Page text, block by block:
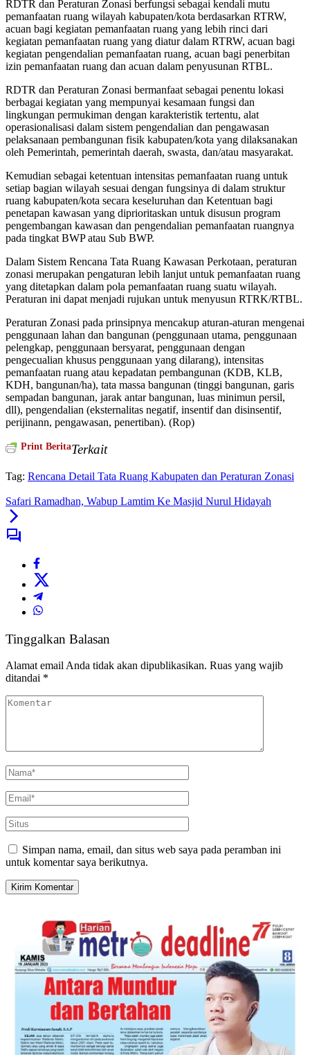
RDTR dan Peraturan Zonasi berfungsi sebagai kendali mutu
pemanfaatan ruang wilayah kabupaten/kota berdasarkan RTRW,
acuan bagi kegiatan pemanfaatan ruang yang lebih rinci dari
kegiatan pemanfaatan ruang yang diatur dalam RTRW, acuan bagi
kegiatan pengendalian pemanfaatan ruang, acuan bagi penerbitan
izin pemanfaatan ruang dan acuan dalam penyusunan RTBL.
RDTR dan Peraturan Zonasi bermanfaat sebagai penentu lokasi
berbagai kegiatan yang mempunyai kesamaan fungsi dan
lingkungan permukiman dengan karakteristik tertentu, alat
operasionalisasi dalam sistem pengendalian dan pengawasan
pelaksanaan pembangunan fisik kabupaten/kota yang dilaksanakan
oleh Pemerintah, pemerintah daerah, swasta, dan/atau masyarakat.
Kemudian sebagai ketentuan intensitas pemanfaatan ruang untuk
setiap bagian wilayah sesuai dengan fungsinya di dalam struktur
ruang kabupaten/kota secara keseluruhan dan Ketentuan bagi
penetapan kawasan yang diprioritaskan untuk disusun program
pengembangan kawasan dan pengendalian pemanfaatan ruangnya
pada tingkat BWP atau Sub BWP.
Dalam Sistem Rencana Tata Ruang Kawasan Perkotaan, peraturan
zonasi merupakan pengaturan lebih lanjut untuk pemanfaatan ruang
yang ditetapkan dalam pola pemanfaatan ruang suatu wilayah.
Peraturan ini dapat menjadi rujukan untuk menyusun RTRK/RTBL.
Peraturan Zonasi pada prinsipnya mencakup aturan-aturan mengenai
penggunaan lahan dan bangunan (penggunaan utama, penggunaan
pelengkap, penggunaan bersyarat, penggunaan dengan
pengecualian khusus penggunaan yang dilarang), intensitas
pemanfaatan ruang atau kepadatan pembangunan (KDB, KLB,
KDH, bangunan/ha), tata massa bangunan (tinggi bangunan, garis
sempadan bangunan, jarak antar bangunan, luas minimun persil,
dll), pengendalian (eksternalitas negatif, insentif dan disinsentif,
perijinann, pengawasan, penertiban). (Rop)
Print BeritaTerkait
Tag: Rencana Detail Tata Ruang Kabupaten dan Peraturan Zonasi
Safari Ramadhan, Wabup Lamtim Ke Masjid Nurul Hidayah
Tinggalkan Balasan
Alamat email Anda tidak akan dipublikasikan. Ruas yang wajib
ditandai *
Simpan nama, email, dan situs web saya pada peramban ini
untuk komentar saya berikutnya.